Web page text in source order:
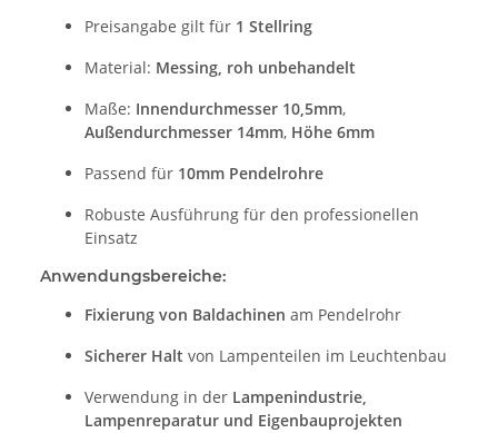
Preisangabe gilt für 1 Stellring
Material: Messing, roh unbehandelt
Maße: Innendurchmesser 10,5mm,
Außendurchmesser 14mm, Höhe 6mm
Passend für 10mm Pendelrohre
Robuste Ausführung für den professionellen
Einsatz
Anwendungsbereiche:
Fixierung von Baldachinen am Pendelrohr
Sicherer Halt von Lampenteilen im Leuchtenbau
Verwendung in der Lampenindustrie,
Lampenreparatur und Eigenbauprojekten